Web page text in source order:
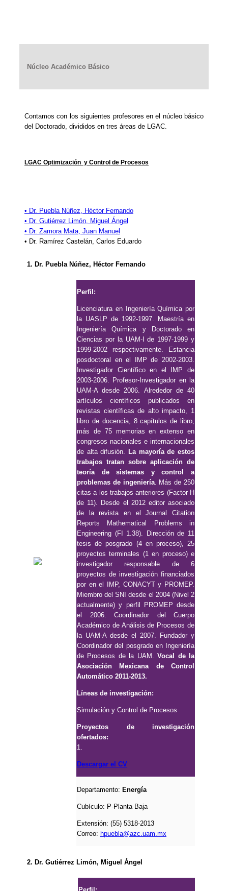
Núcleo Académico Básico
Contamos con los siguientes profesores en el núcleo básico
del Doctorado, divididos en tres áreas de LGAC.
LGAC Optimización y Control de Procesos
• Dr. Puebla Núñez, Héctor Fernando
• Dr. Gutiérrez Limón, Miguel Ángel
• Dr. Zamora Mata, Juan Manuel
• Dr. Ramírez Castelán, Carlos Eduardo
1. Dr. Puebla Núñez, Héctor Fernando
Perfil:
Licenciatura en Ingeniería Química por
la UASLP de 1992-1997. Maestría en
Ingeniería Química y Doctorado en
Ciencias por la UAM-I de 1997-1999 y
1999-2002 respectivamente. Estancia
posdoctoral en el IMP de 2002-2003.
Investigador Científico en el IMP de
2003-2006. Profesor-Investigador en la
UAM-A desde 2006. Alrededor de 40
artículos científicos publicados en
revistas científicas de alto impacto, 1
libro de docencia, 8 capítulos de libro,
más de 75 memorias en extenso en
congresos nacionales e internacionales
de alta difusión. La mayoría de estos
trabajos tratan sobre aplicación de
teoría de sistemas y control a
problemas de ingeniería. Más de 250
citas a los trabajos anteriores (Factor H
de 11). Desde el 2012 editor asociado
de la revista en el Journal Citation
Reports Mathematical Problems in
Engineering (FI 1.38). Dirección de 11
tesis de posgrado (4 en proceso), 25
proyectos terminales (1 en proceso) e
investigador responsable de 6
proyectos de investigación financiados
por en el IMP, CONACYT y PROMEP.
Miembro del SNI desde el 2004 (Nivel 2
actualmente) y perfil PROMEP desde
el 2006. Coordinador del Cuerpo
Académico de Análisis de Procesos de
la UAM-A desde el 2007. Fundador y
Coordinador del posgrado en Ingeniería
de Procesos de la UAM.Vocal de la
Asociación Mexicana de Control
Automático 2011-2013.
Líneas de investigación:
Simulación y Control de Procesos
Proyectos de investigación
ofertados:
1.
Descargar el CV
Departamento: Energía
Cubículo: P-Planta Baja
Extensión: (55) 5318-2013
Correo: hpuebla@azc.uam.mx
2. Dr. Gutiérrez Limón, Miguel Ángel